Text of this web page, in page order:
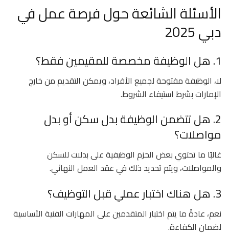
الأسئلة الشائعة حول فرصة عمل في
دبي 2025
1. هل الوظيفة مخصصة للمقيمين فقط؟
لا، الوظيفة مفتوحة لجميع الأفراد، ويمكن التقديم من خارج
الإمارات بشرط استيفاء الشروط.
2. هل تتضمن الوظيفة بدل سكن أو بدل
مواصلات؟
غالبًا ما تحتوي بعض الحزم الوظيفية على بدلات للسكن
والمواصلات، ويتم تحديد ذلك في عقد العمل النهائي.
3. هل هناك اختبار عملي قبل التوظيف؟
نعم، عادةً ما يتم اختبار المتقدمين على المهارات الفنية الأساسية
لضمان الكفاءة.